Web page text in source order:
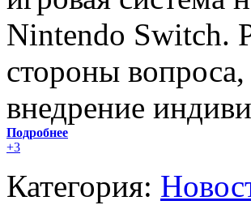
Nintendo Switch.
стороны
внедрение
Подробнее
+3
Категория: